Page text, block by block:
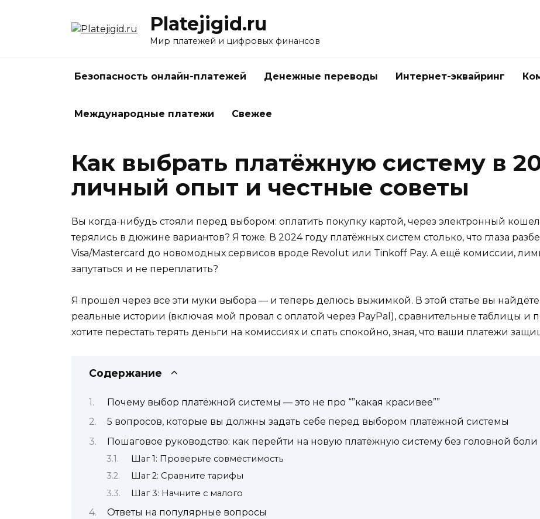
Platejigid.ru
Мир платежей и цифровых финансов
Безопасность онлайн-платежей Денежные переводы Интернет-эквайринг
Международные платежи Свежее
Как выбрать платёжную систему в
личный опыт и честные советы
Вы когда-нибудь стояли перед выбором: оплатить покупку картой, через электронный
терялись в дюжине вариантов? Я тоже. В 2024 году платёжных систем столько, что глаза
Visa/Mastercard до новомодных сервисов вроде Revolut или Tinkoff Pay. А ещё комиссии,
запутаться и не переплатить?
Я прошёл через все эти муки выбора — и теперь делюсь выжимкой. В этой статье вы найдёте
реальные истории (включая мой провал с оплатой через PayPal), сравнительные таблицы и
хотите перестать терять деньги на комиссиях и спать спокойно, зная, что ваши платежи
Содержание
Почему выбор платёжной системы — это не про “”какая красивее””
5 вопросов, которые вы должны задать себе перед выбором платёжной системы
Пошаговое руководство: как перейти на новую платёжную систему без головной боли
Шаг 1: Проверьте совместимость
Шаг 2: Сравните тарифы
Шаг 3: Начните с малого
Ответы на популярные вопросы